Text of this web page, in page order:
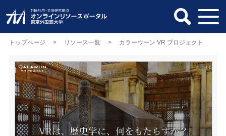
トップページ > リソース一覧> カラーウーン VR プロジェクト